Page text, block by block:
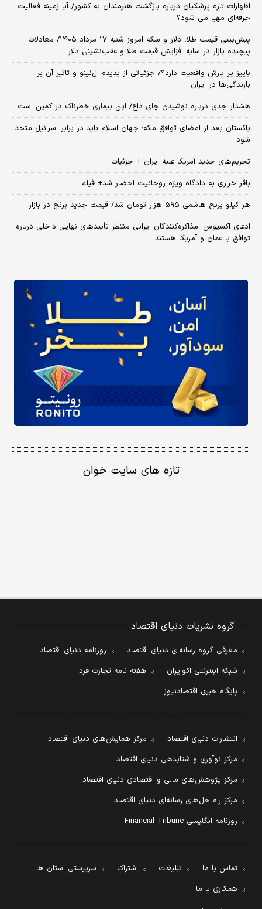
اظهارات تازه پزشکیان درباره بازگشت هنرمندان به کشور/ آیا زمینه فعالیت
حرفه‌ای مهیا می شود؟
پیش‌بینی قیمت طلا، دلار و سکه امروز شنبه ۱۷ مرداد ۱۴۰۵/ معادلات
پیچیده بازار در سایه افزایش قیمت طلا و عقب‌نشینی دلار
پاییز پر بارش واقعیت دارد؟/ جزئیاتی از پدیده ال‌نینو و تاثیر آن بر
بارندگی‌ها در ایران
هشدار جدی درباره نوشیدن چای داغ/ این بیماری خطرناک در کمین است
پاکستان بعد از امضای توافق مکه: جهان اسلام باید در برابر اسرائیل متحد
شود
تحریم‌های جدید آمریکا علیه ایران + جزئیات
باقر خرازی به دادگاه ویژه روحانیت احضار شد+ فیلم
هر کیلو برنج هاشمی ۵۹۵ هزار تومان شد/ قیمت جدید برنج در بازار
ادعای اکسیوس: مذاکره‌کنندگان ایرانی منتظر تأییدهای نهایی داخلی درباره
توافق با عمان و آمریکا هستند
تازه های سایت خوان
گروه نشریات دنیای اقتصاد
معرفی گروه رسانه‌ای دنیای اقتصاد
روزنامه دنیای اقتصاد
شبکه اینترنتی اکوایران
هفته نامه تجارت فردا
پایگاه خبری اقتصادنیوز
انتشارات دنیای اقتصاد
مرکز همایش‌های دنیای اقتصاد
مرکز نوآوری و شتابدهی دنیای اقتصاد
مرکز پژوهش‌های مالی و اقتصادی دنیای اقتصاد
مرکز راه حل‌های رسانه‌ای دنیای اقتصاد
روزنامه انگلیسی Financial Tribune
تماس با ما تبلیغات اشتراک
سرپرستی استان ها
همکاری با ما